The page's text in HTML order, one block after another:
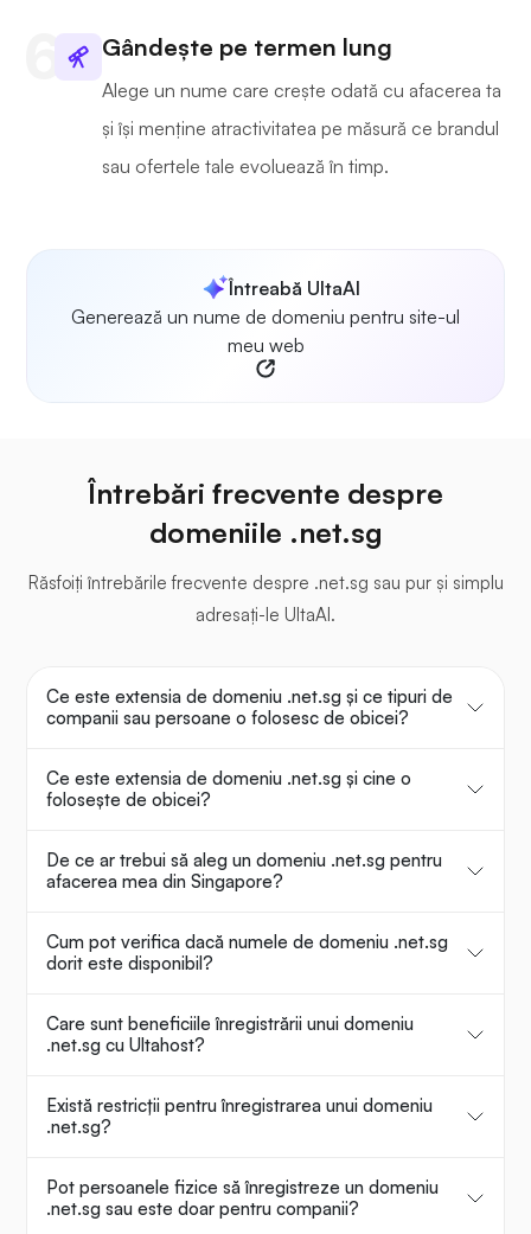
Gândește pe termen lung
Alege un nume care crește odată cu afacerea ta
și își menține atractivitatea pe măsură ce brandul
sau ofertele tale evoluează în timp.
Întreabă UltaAI
Generează un nume de domeniu pentru site-ul
meu web
Întrebări frecvente despre
domeniile .net.sg
Răsfoiți întrebările frecvente despre .net.sg sau pur și simplu
adresați-le UltaAI.
Ce este extensia de domeniu .net.sg și ce tipuri de
companii sau persoane o folosesc de obicei?
Ce este extensia de domeniu .net.sg și cine o
folosește de obicei?
De ce ar trebui să aleg un domeniu .net.sg pentru
afacerea mea din Singapore?
Cum pot verifica dacă numele de domeniu .net.sg
dorit este disponibil?
Care sunt beneficiile înregistrării unui domeniu
.net.sg cu Ultahost?
Există restricții pentru înregistrarea unui domeniu
.net.sg?
Pot persoanele fizice să înregistreze un domeniu
.net.sg sau este doar pentru companii?